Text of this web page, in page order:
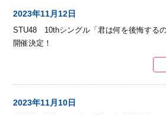
2023年11月12日
STU48 10thシングル「君は何を後悔する
開催決定！
2023年11月10日